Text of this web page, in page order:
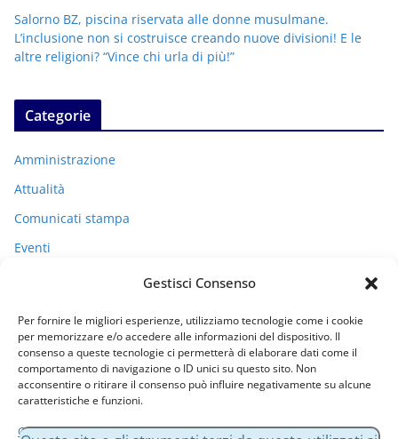
Gestisci Consenso
Per fornire le migliori esperienze, utilizziamo tecnologie come i cookie
per memorizzare e/o accedere alle informazioni del dispositivo. Il
consenso a queste tecnologie ci permetterà di elaborare dati come il
comportamento di navigazione o ID unici su questo sito. Non
acconsentire o ritirare il consenso può influire negativamente su alcune
caratteristiche e funzioni.
Gestisci servizi
Salorno BZ, piscina riservata alle donne musulmane.
L’inclusione non si costruisce creando nuove divisioni! E le
altre religioni? “Vince chi urla di più!”
Categorie
Amministrazione
Attualità
Comunicati stampa
Eventi
Uncategorized
Archivi
A